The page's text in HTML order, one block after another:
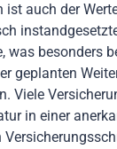
ist auch der
was besonders
geplanten
Viele
in einer